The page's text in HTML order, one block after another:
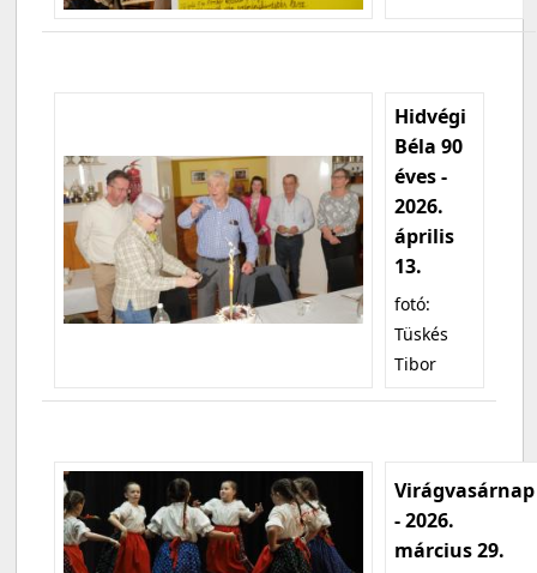
Hidvégi
Béla 90
éves -
2026.
április
13.
fotó:
Tüskés
Tibor
Virágvasárnap
- 2026.
március 29.